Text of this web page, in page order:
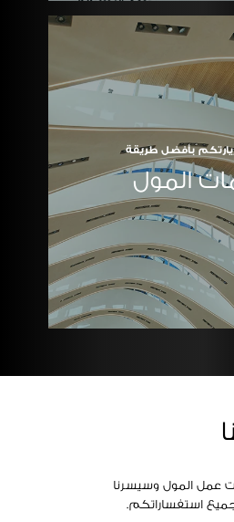
بأفضل طريقة
المول
عمل المول وسيسرنا
استفساراتكم.